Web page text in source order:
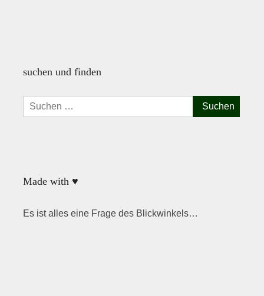
suchen und finden
Suchen
nach:
Made with ♥
Es ist alles eine Frage des Blickwinkels…